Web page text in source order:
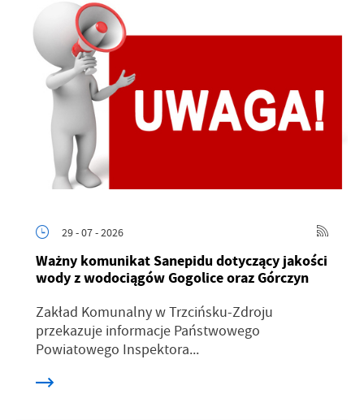
29 - 07 - 2026
Ważny komunikat Sanepidu dotyczący jakości
wody z wodociągów Gogolice oraz Górczyn
Zakład Komunalny w Trzcińsku-Zdroju
przekazuje informacje Państwowego
Powiatowego Inspektora...